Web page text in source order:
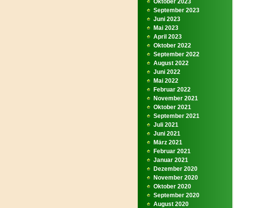
Oktober 2023
September 2023
Juni 2023
Mai 2023
April 2023
Oktober 2022
September 2022
August 2022
Juni 2022
Mai 2022
Februar 2022
November 2021
Oktober 2021
September 2021
Juli 2021
Juni 2021
März 2021
Februar 2021
Januar 2021
Dezember 2020
November 2020
Oktober 2020
September 2020
August 2020